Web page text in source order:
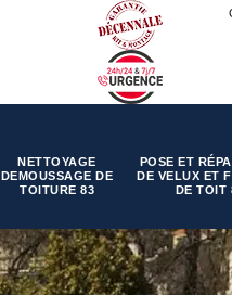
NETTOYAGE
DEMOUSSAGE DE
TOITURE 83
POSE ET
DE VELUX ET
DE TOIT